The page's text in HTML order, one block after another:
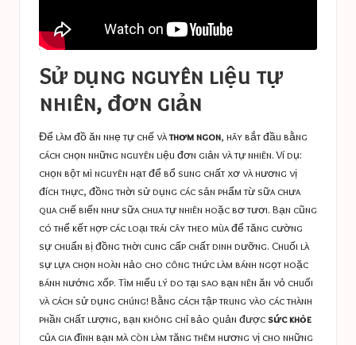
Sử dụng nguyên liệu tự
nhiên, đơn giản
Để làm đồ ăn nhẹ tự chế vàthơm ngon, hãy bắt đầu bằng
cách chọn những nguyên liệu đơn giản và tự nhiên. Ví dụ:
chọn bột mì nguyên hạt để bổ sung chất xơ và hương vị
đích thực, đồng thời sử dụng các sản phẩm từ sữa chưa
qua chế biến như sữa chua tự nhiên hoặc bơ tươi. Bạn cũng
có thể kết hợp các loại trái cây theo mùa để tăng cường
sự chuẩn bị đồng thời cung cấp chất dinh dưỡng. Chuối là
sự lựa chọn hoàn hảo cho công thức làm bánh ngọt hoặc
bánh nướng xốp. Tìm hiểu lý do tại sao bạn nên ăn vỏ chuối
và cách sử dụng chúng! Bằng cách tập trung vào các thành
phần chất lượng, bạn không chỉ bảo quản được sức khỏe
của gia đình bạn mà còn làm tăng thêm hương vị cho những